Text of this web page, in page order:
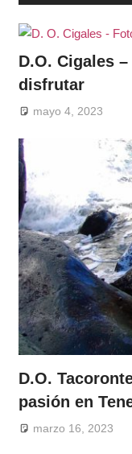
D.O. Cigales
disfrutar
mayo 4, 2023
D.O.
pasión en
marzo 16, 2023